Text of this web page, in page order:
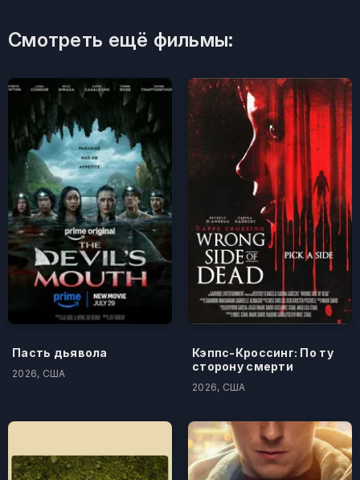
Смотреть ещё фильмы:
Пасть дьявола
2026, США
Кэппс-Кроссинг: По ту
сторону смерти
2026, США